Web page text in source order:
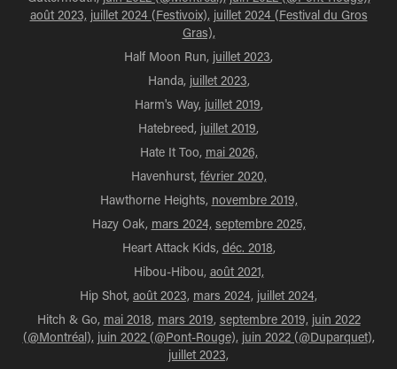
août 2023, juillet 2024 (Festivoix), juillet 2024 (Festival du Gros
Gras),
Half Moon Run, juillet 2023,
Handa, juillet 2023,
Harm's Way, juillet 2019,
Hatebreed, juillet 2019,
Hate It Too, mai 2026,
Havenhurst, février 2020,
Hawthorne Heights, novembre 2019,
Hazy Oak, mars 2024, septembre 2025,
Heart Attack Kids, déc. 2018,
Hibou-Hibou, août 2021,
Hip Shot, août 2023, mars 2024, juillet 2024,
Hitch & Go, mai 2018, mars 2019, septembre 2019, juin 2022
(@Montréal), juin 2022 (@Pont-Rouge), juin 2022 (@Duparquet),
juillet 2023,